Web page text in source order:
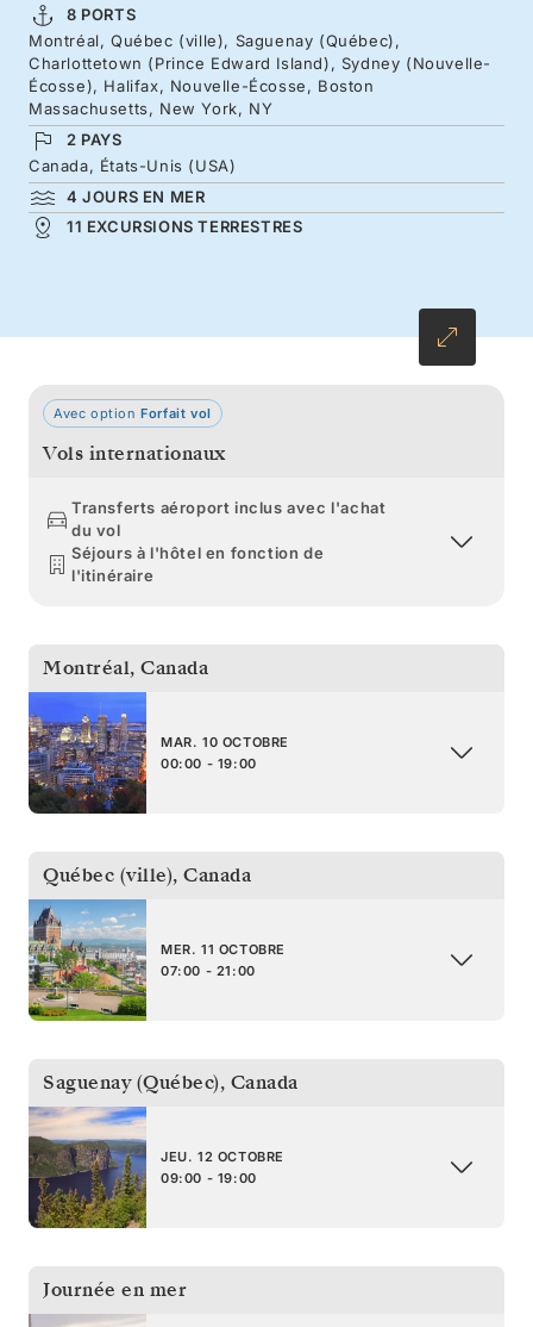
les rues pavées de la ville fortifiée de Québec,
classée au patrimoine mondial de l'UNESCO.
Suivez les couleurs automnales le long du
magnifique fjord du Saguenay et de la côte
atlantique avant d'atteindre le Freedom Trail,
parcours historique de Boston, puis de mettre
le cap sur les gratte-ciel de Manhattan.
8 PORTS
Montréal, Québec (ville), Saguenay (Québec),
Charlottetown (Prince Edward Island), Sydney (Nouvelle-
Écosse), Halifax, Nouvelle-Écosse, Boston
Massachusetts, New York, NY
2 PAYS
Canada, États-Unis (USA)
4 JOURS EN MER
11 EXCURSIONS TERRESTRES
Avec option Forfait vol
Vols internationaux
Transferts aéroport inclus avec l'achat
du vol
Séjours à l'hôtel en fonction de
l'itinéraire
Montréal, Canada
MAR. 10 OCTOBRE
00:00 - 19:00
Québec (ville), Canada
MER. 11 OCTOBRE
07:00 - 21:00
Saguenay (Québec), Canada
JEU. 12 OCTOBRE
09:00 - 19:00
Journée en mer